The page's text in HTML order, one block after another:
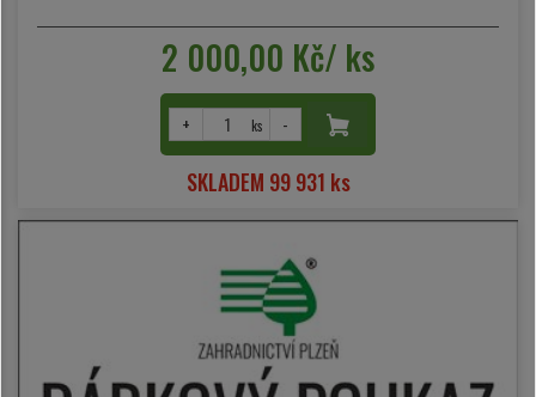
2 000,00 Kč/ ks
+ ks -
SKLADEM 99 931 ks